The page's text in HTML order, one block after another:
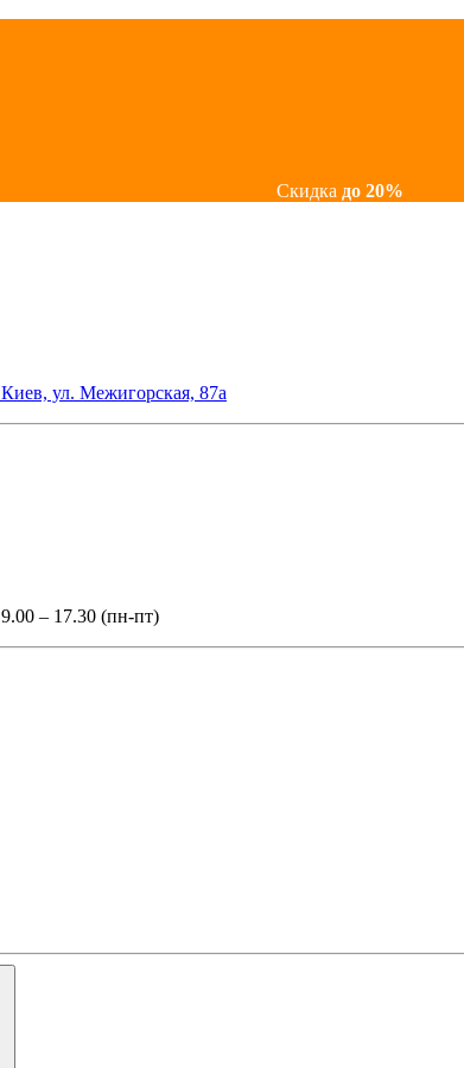
Скидка до 20%
Киев, ул. Межигорская, 87а
9.00 – 17.30 (пн-пт)